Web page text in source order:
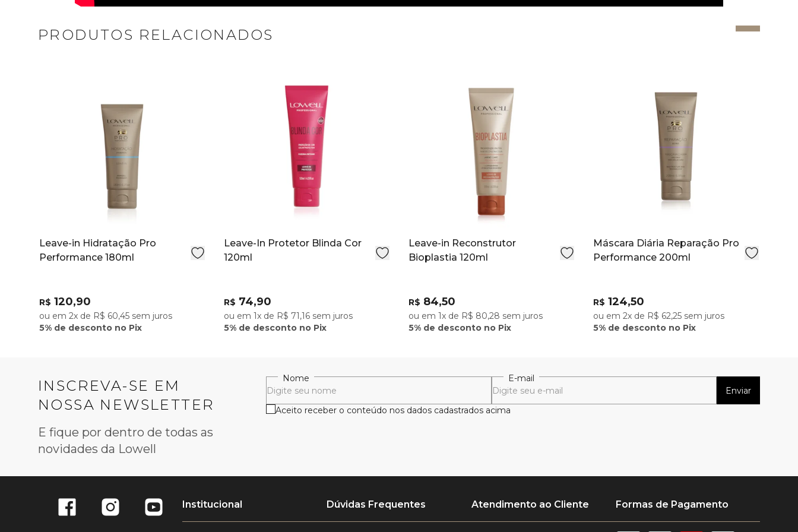
PRODUTOS RELACIONADOS
Leave-in Hidratação Pro
Performance 180ml
R$ 120,90
ou em 2x de R$ 60,45 sem juros
5% de desconto no Pix
Leave-In Protetor Blinda Cor
120ml
R$ 74,90
ou em 1x de R$ 71,16 sem juros
5% de desconto no Pix
Leave-in Reconstrutor
Bioplastia 120ml
R$ 84,50
ou em 1x de R$ 80,28 sem juros
5% de desconto no Pix
Máscara Diária Reparação Pro
Performance 200ml
R$ 124,50
ou em 2x de R$ 62,25 sem juros
5% de desconto no Pix
INSCREVA-SE EM
NOSSA NEWSLETTER
E fique por dentro de todas as
novidades da Lowell
Nome
E-mail
Enviar
Aceito receber o conteúdo nos dados cadastrados acima
Institucional Dúvidas Frequentes Atendimento ao Cliente Formas de Pagamento